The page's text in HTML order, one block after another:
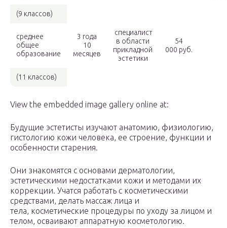
(9 классов)
среднее
общее
образование
3 года
10
месяцев
специалист
в области
прикладной
эстетики
54
000 руб.
(11 классов)
View the embedded image gallery online at:
Будущие эстетисты изучают анатомию, физиологию,
гистологию кожи человека, ее строение, функции и
особенности старения.
Они знакомятся с основами дерматологии,
эстетическими недостатками кожи и методами их
коррекции. Учатся работать с косметическими
средствами, делать массаж лица и
тела, косметические процедуры по уходу за лицом и
телом, осваивают аппаратную косметологию.